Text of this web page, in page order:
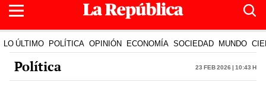
LO ÚLTIMO POLÍTICA OPINIÓN ECONOMÍA SOCIEDAD MUNDO
Política 23 Feb 2026 | 10:43 h